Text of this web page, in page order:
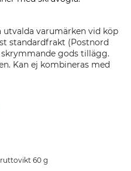
utvalda varumärken vid köp
standardfrakt (Postnord
gods tillägg.
Kan ej kombineras med
60 g